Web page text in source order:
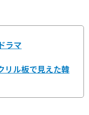
ラマ
リル板で見えた韓